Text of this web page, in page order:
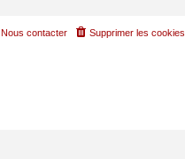
Supprimer les cookies
Nous contacter